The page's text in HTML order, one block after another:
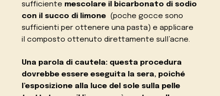
sufficiente mescolare il bicarbonato di sodio
con il succo di limone (poche gocce sono
sufficienti per ottenere una pasta) e applicare
il composto ottenuto direttamente sull’acne.
Una parola di cautela: questa procedura
dovrebbe essere eseguita la sera, poiché
l’esposizione alla luce del sole sulla pelle